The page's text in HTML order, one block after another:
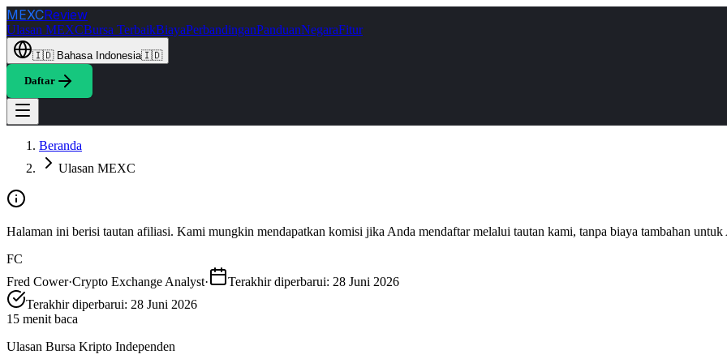
MEXCReview
Ulasan MEXCBursa TerbaikBiayaPerbandinganPanduanNegaraFitur
🇮🇩 Bahasa Indonesia🇮🇩
Daftar
Beranda
Ulasan MEXC
Halaman ini berisi tautan afiliasi. Kami mungkin mendapatkan komisi jika Anda mendaftar melalui tautan kami, tanpa biaya tambahan untuk
FC
Fred Cower·Crypto Exchange Analyst· Terakhir diperbarui: 28 Juni 2026
Terakhir diperbarui: 28 Juni 2026
15 menit baca
Ulasan Bursa Kripto Independen